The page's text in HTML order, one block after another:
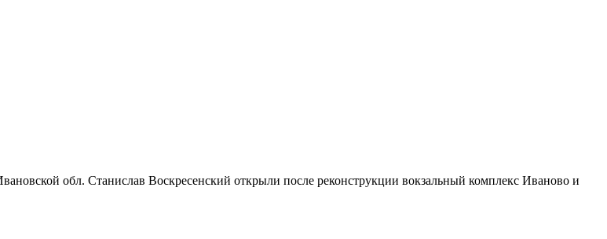
обл. Станислав Воскресенский открыли после реконструкции вокзальный комплекс Иваново и